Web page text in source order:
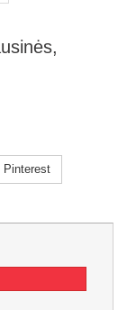
Pinterest